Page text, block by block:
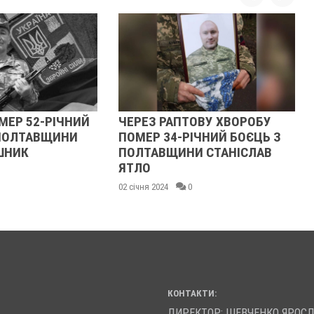
РАПТОВУ ХВОРОБУ
34-РІЧНИЙ БОЄЦЬ З
СТАНІСЛАВ
ЗА МИНУЛИЙ
ПОЛТАВЩИНІ
ЗАРЕЄСТРУВАЛИ 38
СКАРЛАТИНОЮ
КОНТАКТИ: